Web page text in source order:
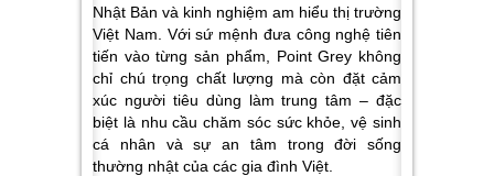
Nhật Bản và kinh nghiệm am hiểu thị trường
Việt Nam. Với sứ mệnh đưa công nghệ tiên
tiến vào từng sản phẩm, Point Grey không
chỉ chú trọng chất lượng mà còn đặt cảm
xúc người tiêu dùng làm trung tâm – đặc
biệt là nhu cầu chăm sóc sức khỏe, vệ sinh
cá nhân và sự an tâm trong đời sống
thường nhật của các gia đình Việt.